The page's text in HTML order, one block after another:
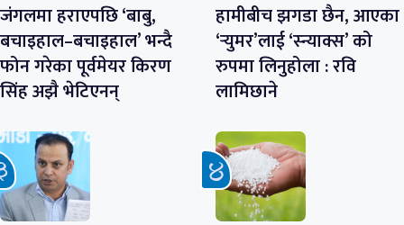
जंगलमा हराएपछि ‘बाबु,
बचाइहाल–बचाइहाल’ भन्दै
फोन गरेका पूर्वमेयर किरण
सिंह अझै भेटिएनन्
हामीबीच झगडा छैन, आएका
‘र्‍युमर’लाई ‘स्न्याक्स’ को
रुपमा लिनुहोला : रवि
लामिछाने